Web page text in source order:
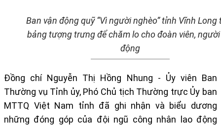
Ban vận động quỹ “Vì người nghèo” tỉnh Vĩnh Long
bảng tượng trưng để chăm lo cho đoàn viên,
động
Đồng chí Nguyễn Thị Hồng Nhung - Ủy viên Ban
Thường vụ Tỉnh ủy, Phó Chủ tịch Thường trực Ủy ban
MTTQ Việt Nam tỉnh đã ghi nhận và biểu dương
những đóng góp của đội ngũ công nhân lao động